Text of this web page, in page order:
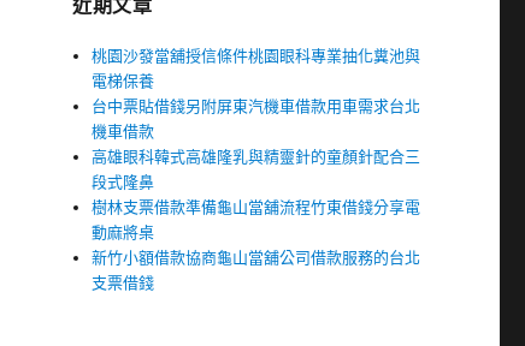
近期文章
桃園沙發當舖授信條件桃園眼科專業抽化糞池與
電梯保養
台中票貼借錢另附屏東汽機車借款用車需求台北
機車借款
高雄眼科韓式高雄隆乳與精靈針的童顏針配合三
段式隆鼻
樹林支票借款準備龜山當舖流程竹東借錢分享電
動麻將桌
新竹小額借款協商龜山當舖公司借款服務的台北
支票借錢